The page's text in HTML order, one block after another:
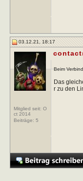
03.12.21, 18:17
Mitglied seit: O
ct 2014
Beiträge: 5
Beim
Das
r zu den